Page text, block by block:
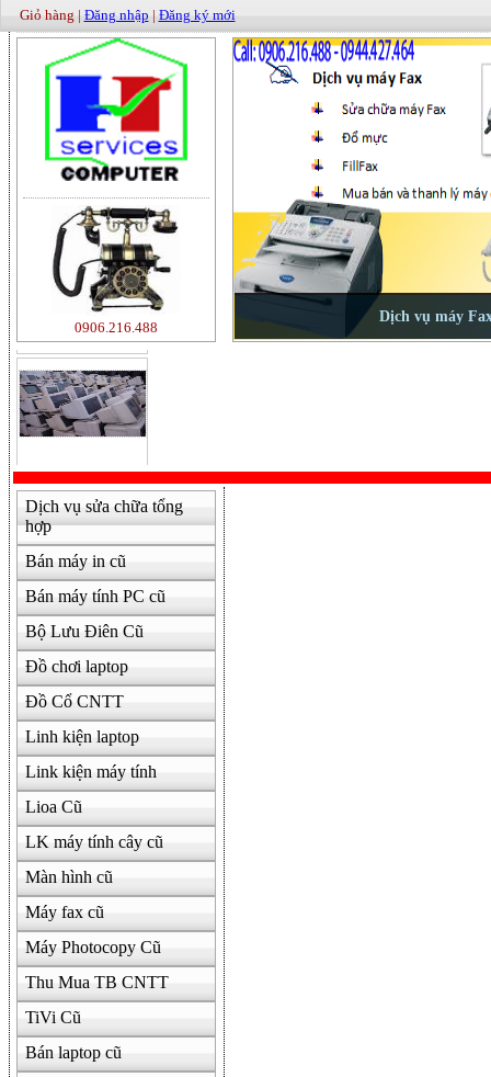
Giỏ hàng | Đăng nhập | Đăng ký mới
0906.216.488
500000
Dịch vụ sửa chữa tổng
hợp
Bán máy in cũ
Bán máy tính PC cũ
Bộ Lưu Điên Cũ
Đồ chơi laptop
Đồ Cổ CNTT
Linh kiện laptop
Link kiện máy tính
Lioa Cũ
LK máy tính cây cũ
Màn hình cũ
Máy fax cũ
Máy Photocopy Cũ
Thu Mua TB CNTT
TiVi Cũ
Bán laptop cũ